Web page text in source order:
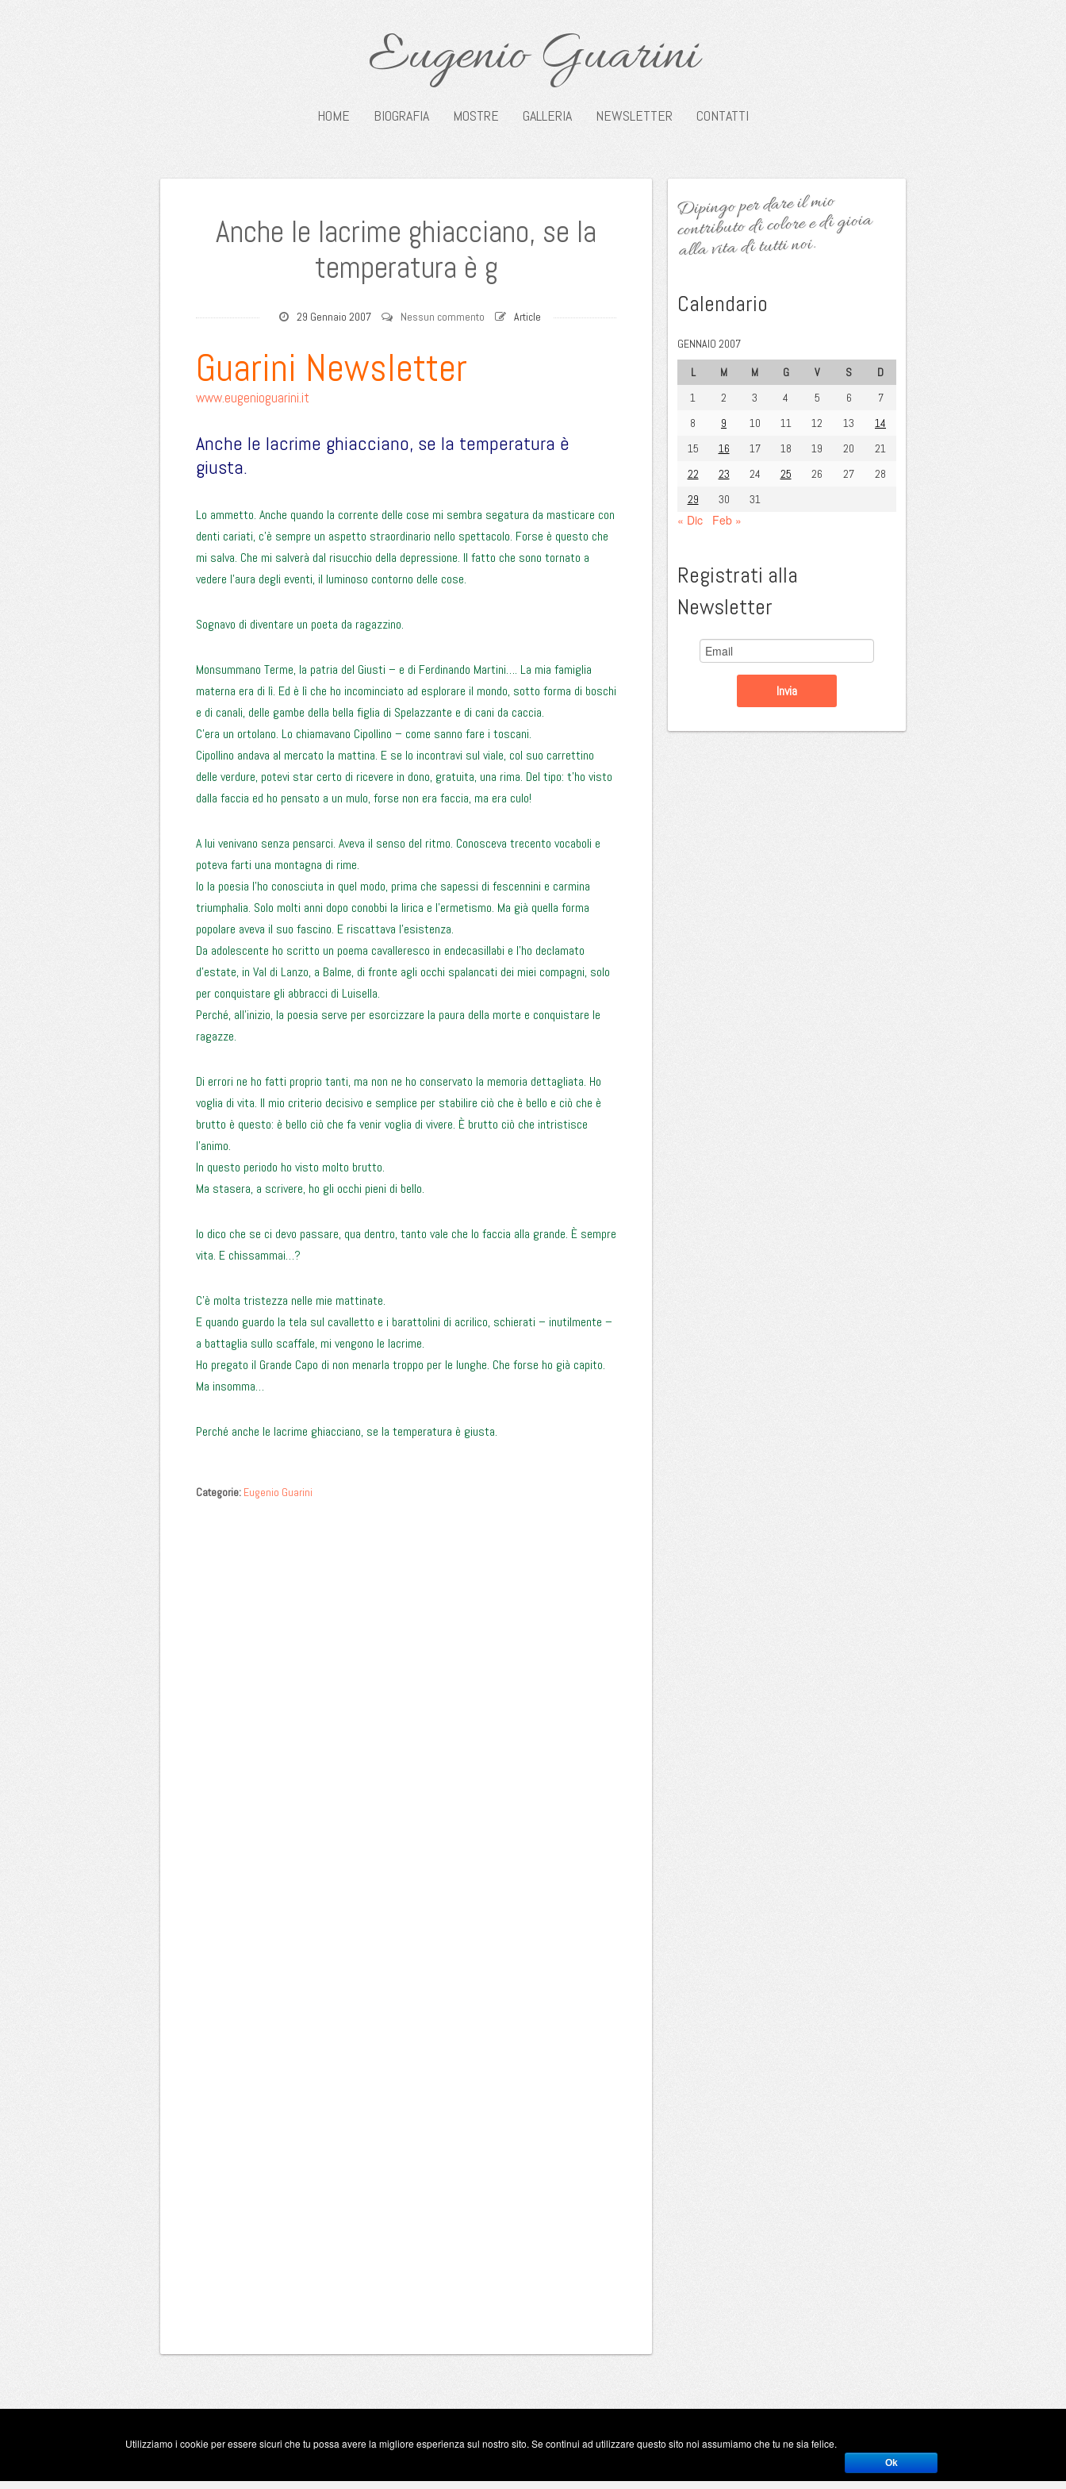
Eugenio Guarini
HOME BIOGRAFIA MOSTRE GALLERIA NEWSLETTER CONTATTI
Anche le lacrime ghiacciano, se la
temperatura è g
29 Gennaio 2007 Nessun commento Article
Guarini Newsletter
www.eugenioguarini.it
Anche le lacrime ghiacciano, se la temperatura è
giusta.
Lo ammetto. Anche quando la corrente delle cose mi sembra segatura da masticare con
denti cariati, c’è sempre un aspetto straordinario nello spettacolo. Forse è questo che
mi salva. Che mi salverà dal risucchio della depressione. Il fatto che sono tornato a
vedere l’aura degli eventi, il luminoso contorno delle cose.
Sognavo di diventare un poeta da ragazzino.
Monsummano Terme, la patria del Giusti – e di Ferdinando Martini…. La mia famiglia
materna era di lì. Ed è lì che ho incominciato ad esplorare il mondo, sotto forma di boschi
e di canali, delle gambe della bella figlia di Spelazzante e di cani da caccia.
C’era un ortolano. Lo chiamavano Cipollino – come sanno fare i toscani.
Cipollino andava al mercato la mattina. E se lo incontravi sul viale, col suo carrettino
delle verdure, potevi star certo di ricevere in dono, gratuita, una rima. Del tipo: t’ho visto
dalla faccia ed ho pensato a un mulo, forse non era faccia, ma era culo!
A lui venivano senza pensarci. Aveva il senso del ritmo. Conosceva trecento vocaboli e
poteva farti una montagna di rime.
Io la poesia l’ho conosciuta in quel modo, prima che sapessi di fescennini e carmina
triumphalia. Solo molti anni dopo conobbi la lirica e l’ermetismo. Ma già quella forma
popolare aveva il suo fascino. E riscattava l’esistenza.
Da adolescente ho scritto un poema cavalleresco in endecasillabi e l’ho declamato
d’estate, in Val di Lanzo, a Balme, di fronte agli occhi spalancati dei miei compagni, solo
per conquistare gli abbracci di Luisella.
Perché, all’inizio, la poesia serve per esorcizzare la paura della morte e conquistare le
ragazze.
Di errori ne ho fatti proprio tanti, ma non ne ho conservato la memoria dettagliata. Ho
voglia di vita. Il mio criterio decisivo e semplice per stabilire ciò che è bello e ciò che è
brutto è questo: è bello ciò che fa venir voglia di vivere. È brutto ciò che intristisce
l’animo.
In questo periodo ho visto molto brutto.
Ma stasera, a scrivere, ho gli occhi pieni di bello.
Io dico che se ci devo passare, qua dentro, tanto vale che lo faccia alla grande. È sempre
vita. E chissammai…?
C’è molta tristezza nelle mie mattinate.
E quando guardo la tela sul cavalletto e i barattolini di acrilico, schierati – inutilmente –
a battaglia sullo scaffale, mi vengono le lacrime.
Ho pregato il Grande Capo di non menarla troppo per le lunghe. Che forse ho già capito.
Ma insomma…
Perché anche le lacrime ghiacciano, se la temperatura è giusta.
Categorie: Eugenio Guarini
Dipingo per dare il mio
contributo di colore e di gioia
alla vita di tutti noi.
Calendario
GENNAIO 2007
L
M M G V S
D
1
2 3 4 5 6
7
8
9 10 11 12 13
14
15
16 17 18 19 20
21
22
23 24 25 26 27
28
29
30 31
« Dic Feb »
Registrati alla
Newsletter
Utilizziamo i cookie per essere sicuri che tu possa avere la migliore esperienza sul nostro sito. Se continui ad utilizzare questo sito noi assumiamo che tu ne sia felice.
Ok